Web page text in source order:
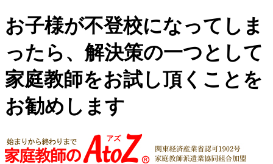
お子様が不登校になってしま
ったら、解決策の一つとして
家庭教師をお試し頂くことを
お勧めします